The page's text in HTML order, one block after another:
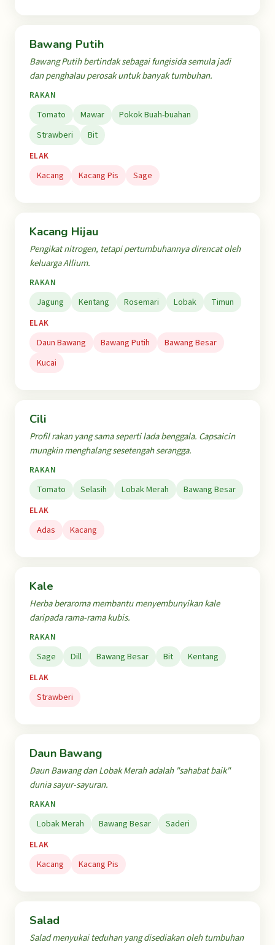
Bawang Putih
Bawang Putih bertindak sebagai fungisida semula jadi
dan penghalau perosak untuk banyak tumbuhan.
RAKAN
Tomato Mawar
Pokok Buah-buahan
Strawberi
Bit
ELAK
Kacang Kacang Pis Sage
Kacang Hijau
Pengikat nitrogen, tetapi pertumbuhannya direncat oleh
keluarga Allium.
RAKAN
Jagung Kentang Rosemari Lobak Timun
ELAK
Daun Bawang Bawang Putih
Bawang Besar
Kucai
Cili
Profil rakan yang sama seperti lada benggala. Capsaicin
mungkin menghalang sesetengah serangga.
RAKAN
Tomato Selasih Lobak Merah Bawang Besar
ELAK
Adas Kacang
Kale
Herba beraroma membantu menyembunyikan kale
daripada rama-rama kubis.
RAKAN
Sage Dill Bawang Besar Bit Kentang
ELAK
Strawberi
Daun Bawang
Daun Bawang dan Lobak Merah adalah "sahabat baik"
dunia sayur-sayuran.
RAKAN
Lobak Merah Bawang Besar Saderi
ELAK
Kacang Kacang Pis
Salad
Salad menyukai teduhan yang disediakan oleh tumbuhan